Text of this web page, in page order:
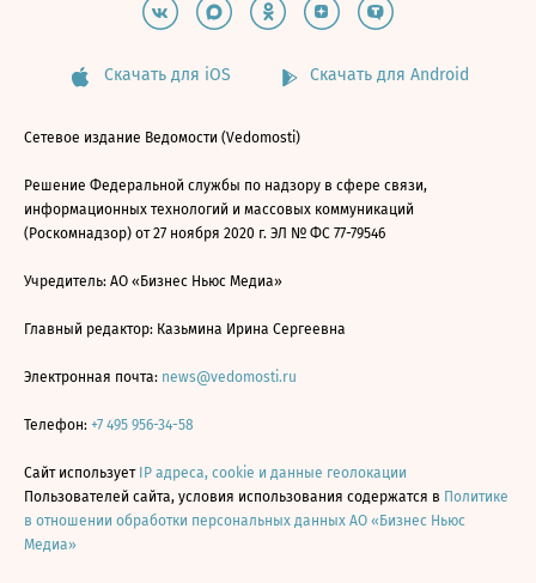
Скачать для iOS Скачать для Android
Сетевое издание Ведомости (Vedomosti)
Решение Федеральной службы по надзору в сфере связи,
информационных технологий и массовых коммуникаций
(Роскомнадзор) от 27 ноября 2020 г. ЭЛ № ФС 77-79546
Учредитель: АО «Бизнес Ньюс Медиа»
Главный редактор: Казьмина Ирина Сергеевна
Электронная почта: news@vedomosti.ru
Телефон: +7 495 956-34-58
Сайт использует IP адреса, cookie и данные геолокации
Пользователей сайта, условия использования содержатся в Политике
в отношении обработки персональных данных АО «Бизнес Ньюс
Медиа»